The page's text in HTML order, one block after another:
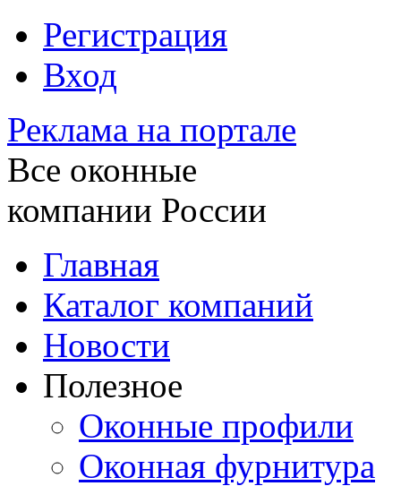
Регистрация
Вход
Реклама на портале
Все оконные
компании России
Главная
Каталог компаний
Новости
Полезное
Оконные профили
Оконная фурнитура